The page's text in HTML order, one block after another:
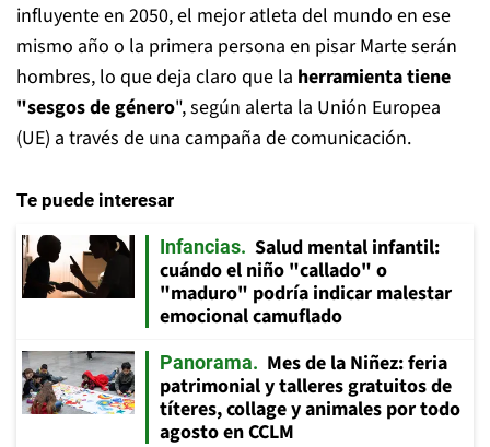
influyente en 2050, el mejor atleta del mundo en ese
mismo año o la primera persona en pisar Marte serán
hombres, lo que deja claro que la herramienta tiene
"sesgos de género", según alerta la Unión Europea
(UE) a través de una campaña de comunicación.
Te puede interesar
Infancias
Salud mental infantil:
cuándo el niño "callado" o
"maduro" podría indicar malestar
emocional camuflado
Panorama
Mes de la Niñez: feria
patrimonial y talleres gratuitos de
títeres, collage y animales por todo
agosto en CCLM